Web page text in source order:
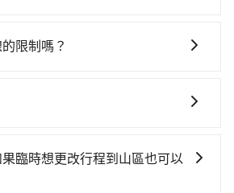
為590元。但如果全程使用tripool
在交通時間上，所以如果你是一秒
所平均攤提下來的每人價格價
如果你僅有兩位乘車，也可參考
返回），雖已將eTag和可能的每小
、Prius C、Vios這類乘坐體驗較
仍有上一組乘客遺留的垃圾或者撞
，每一次租車都好像在開樂透一
元間。但如果要考慮到回
司馬庫斯的跳表小黃可能較為便
約且品質穩定的tripool，可能更適
在招攬生意，這不僅是違法可能被
最好別為了省小錢而冒上不必要的
外，車輛一定投保最高300萬乘客
是否合法，就看車牌的開頭，只要
限制嗎？
遵守台灣法律，無論是清明掃墓、
定期洗腎、包月上下班，或者任何
tripool都能滿足你。乘車前一天下
agent) 來完成，除了可以快速依據
特殊需求來搜尋適合的旅店與房
臨時想更改行程到山區也可以